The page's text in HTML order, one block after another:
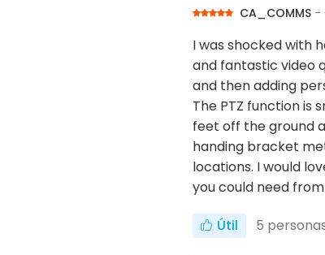
CA_COMMS -
I was shocked with
and fantastic video
and then adding
The PTZ function is
feet off the ground
handing bracket
locations. I would
you could need
Útil 5